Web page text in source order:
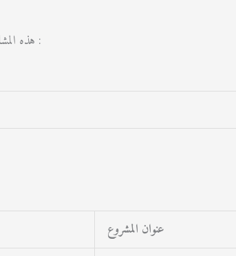
هذه المشاريع تغطي جميع الاختصاصات الموجودة في الكلية، ومن بين محاور البحث نذكر مايلي :
عنوان المشروع